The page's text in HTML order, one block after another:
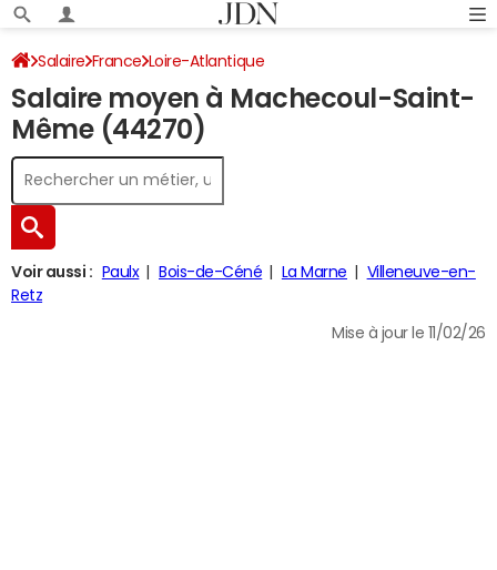
Salaire France Loire-Atlantique
Salaire moyen à Machecoul-Saint-
Même (44270)
Voir aussi : Paulx Bois-de-Céné La Marne
Villeneuve-en-
Retz
Mise à jour le 11/02/26